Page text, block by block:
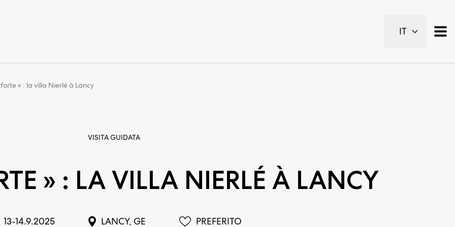
IT
forte » : la villa Nierlé à Lancy
VISITA GUIDATA
» : LA VILLA NIERLÉ À LANCY
13-14.9.2025 LANCY, GE PREFERITO